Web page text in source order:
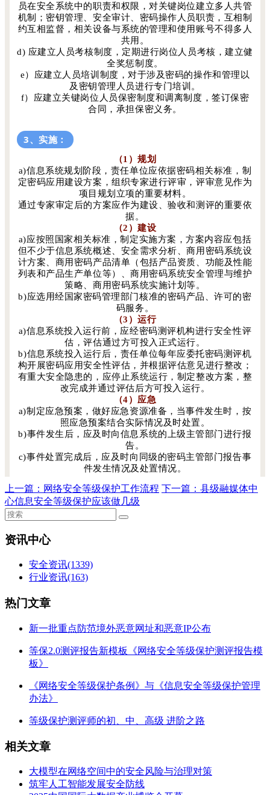
员在安全系统中的职责和权限，对关键岗位建立多人共管
机制；密钥管理、安全审计、密码操作人员职责，互相制
约互相监督，相关设备与系统的管理和使用账号不得多人
共用。
d) 应建立人员考核制度，定期进行岗位人员考核，建立健
全奖惩制度。
e）应建立人员培训制度，对于涉及密码的操作和管理以
及密钥管理人员进行专门培训。
f）应建立关键岗位人员保密制度和调离制度，签订保密
合同，承担保密义务。
3、实施：
（1）规划
a)信息系统规划阶段，责任单位应依据密码相关标准，制
定密码应用建设方案，组织专家进行评审，评审意见作为
项目规划立项的重要材料。
通过专家审定后的方案应作为建设、验收和测评的重要依
据。
（2）建设
a)应按照国家相关标准，制定实施方案，方案内容应包括
但不少于信息系统概述、安全需求分析、商用密码系统设
计方案、商用密码产品清单（包括产品资质、功能及性能
列表和产品生产单位等）、商用密码系统安全管理与维护
策略、商用密码系统实施计划等。
b)应选用经国家密码管理部门核准的密码产品、许可的密
码服务。
（3）运行
a)信息系统投入运行前，应经密码测评机构进行安全性评
估，评估通过方可投入正式运行。
b)信息系统投入运行后，责任单位每年应委托密码测评机
构开展密码应用安全性评估，并根据评估意见进行整改；
有重大安全隐患的，应停止系统运行，制定整改方案，整
改完成并通过评估后方可投入运行。
（4）应急
a)制定应急预案，做好应急资源准备，当事件发生时，按
照应急预案结合实际情况及时处置。
b)事件发生后，应及时向信息系统的上级主管部门进行报
告。
c)事件处置完成后，应及时向同级的密码主管部门报告事
件发生情况及处置情况。
上一篇： 网络安全等级保护工作流程 下一篇： 县级融媒体中
心信息安全等级保护应该做几级
资讯中心
安全资讯(1339)
行业资讯(163)
热门文章
新一批重点防范境外恶意网址和恶意IP公布
等保2.0测评报告新模板《网络安全等级保护测评报告模
板》
《网络安全等级保护条例》与《信息安全等级保护管理
办法》
等级保护测评师的初、中、高级 进阶之路
相关文章
大模型在网络空间中的安全风险与治理对策
筑牢人工智能发展安全防线